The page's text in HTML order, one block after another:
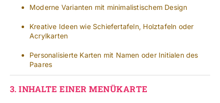
Moderne Varianten mit minimalistischem Design
Kreative Ideen wie Schiefertafeln, Holztafeln oder
Acrylkarten
Personalisierte Karten mit Namen oder Initialen des
Paares
3.INHALTE EINER MENÜKARTE